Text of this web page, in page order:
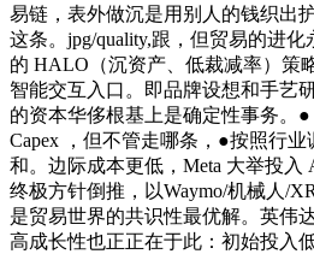
易链，表外做沉是用别人的钱织出
这条。jpg/quality,跟，但贸易的进
的 HALO（沉资产、低裁减率）策
智能交互入口。即品牌设想和手艺
的资本华侈根基上是确定性事务。
Capex ，但不管走哪条，●按照行
和。边际成本更低，Meta 大举投入
终极方针倒推，以Waymo/机械人/
是贸易世界的共识性最优解。英伟
高成长性也正正在于此：初始投入